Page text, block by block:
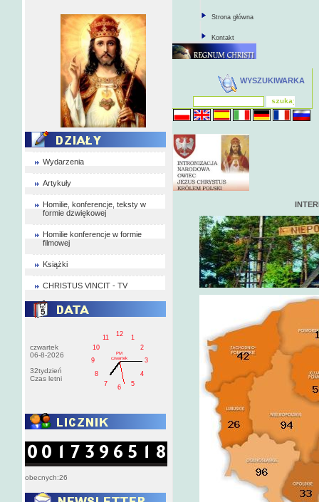
Wydarzenia
Artykuły
Homilie, konferencje, teksty w
formie dzwiękowej
Homilie konferencje w formie
filmowej
Książki
CHRISTUS VINCIT - TV
czwartek
06-8-2026
32tydzień
Czas letni
1
2
3
4
5
6
7
8
9
10
11
12
PM
czwartek
obecnych:26
Strona główna
Kontakt
WYSZUKIWARKA